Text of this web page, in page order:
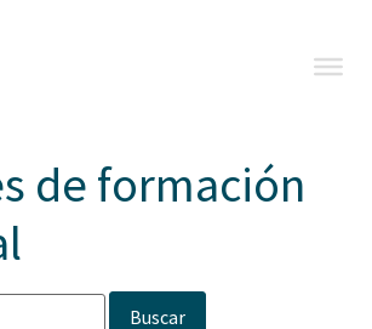
de formación